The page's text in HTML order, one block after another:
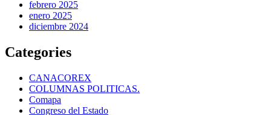
febrero 2025
enero 2025
diciembre 2024
Categories
CANACOREX
COLUMNAS POLITICAS.
Comapa
Congreso del Estado